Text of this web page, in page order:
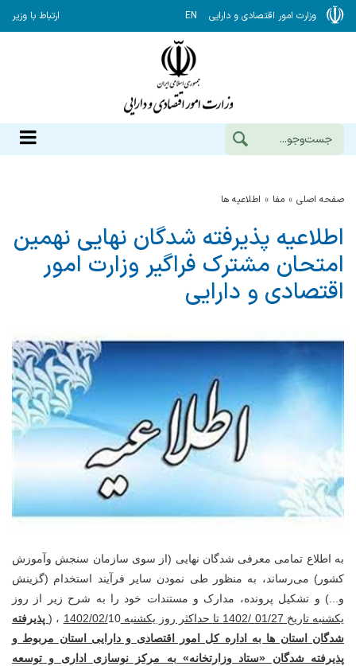
وزارت امور اقتصادی و دارایی EN ارتباط با وزیر
صفحه اصلی مفا اطلاعیه ها
اطلاعیه پذیرفته شدگان نهایی نهمین
امتحان مشترك فراگیر وزارت امور
اقتصادی و دارایی
به اطلاع تمامی معرفی شدگان نهایی (از سوی سازمان سنجش وآموزش
کشور) می‌رساند، به منظور طی نمودن سایر فرآیند استخدام (گزینش
و...) و تشکیل پرونده، مدارک و مستندات خود را به شرح زیر از روز
یکشنبه تاریخ 01/27 /1402 تا حداکثر روز یکشنبه 1402/02/
10 ، (
پذیرفته
شدگان استان ها به اداره کل امور اقتصادی و دارایی استان مربوط و
پذیرفته شدگان «ستاد وزارتخانه» به مرکز نوسازی اداری و توسعه